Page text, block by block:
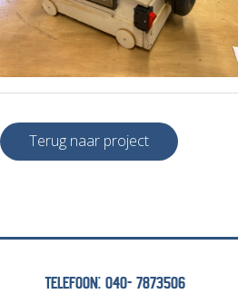
Terug naar project
TELEFOON: 040- 7873506